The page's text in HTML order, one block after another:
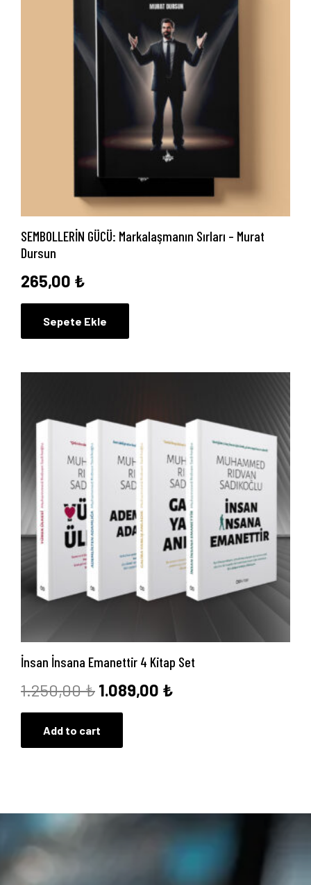
SEMBOLLERİN GÜCÜ: Markalaşmanın Sırları – Murat
Dursun
265,00 ₺
Sepete Ekle
İnsan İnsana Emanettir 4 Kitap Set
1.250,00₺ Orijinal
fiyat:
1.250,00 ₺.
1.089,00 ₺
Add to cart